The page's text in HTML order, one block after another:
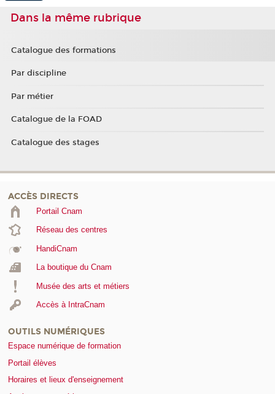
Dans la même rubrique
Catalogue des formations
Par discipline
Par métier
Catalogue de la FOAD
Catalogue des stages
ACCÈS DIRECTS
Portail Cnam
Réseau des centres
HandiCnam
La boutique du Cnam
Musée des arts et métiers
Accès à IntraCnam
OUTILS NUMÉRIQUES
Espace numérique de formation
Portail élèves
Horaires et lieux d'enseignement